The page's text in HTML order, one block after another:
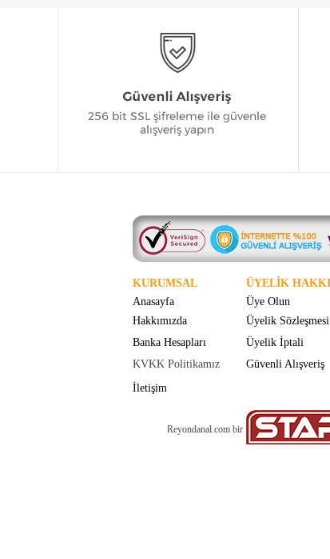
KURUMSAL ÜYELİK
Anasayfa Üye Olun
Hakkımızda
Üyelik Sözleşmesi
Banka Hesapları
Üyelik İptali
KVKK Politikamız
Güvenli Alışveriş
İletişim
Reyondanal.com bir